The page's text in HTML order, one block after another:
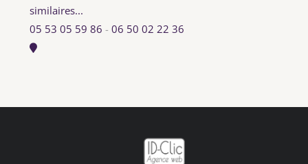
similaires...
05 53 05 59 86 - 06 50 02 22 36